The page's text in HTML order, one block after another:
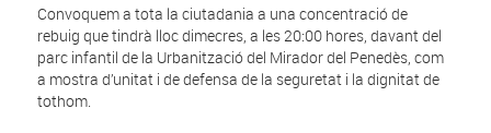
Convoquem a tota la ciutadania a una concentració de
rebuig que tindrà lloc dimecres, a les 20:00 hores, davant del
parc infantil de la Urbanització del Mirador del Penedès, com
a mostra d’unitat i de defensa de la seguretat i la dignitat de
tothom.